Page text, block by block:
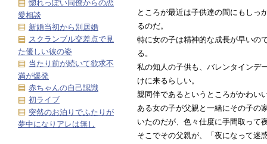
ところが最近は子供達の間にもしっ
るのだ。
特に女の子は精神的な成長が早いの
る。
私の知人の子供も、バレンタインデ
けに来るらしい。
親同伴であるというところがかわい
ある女の子が父親と一緒にその子の
いたのだが、色々仕度に手間取って
そこでその父親が、「夜になって迷
惚れっぽい同僚からの恋
愛相談
新婚当初から別居婚
スクランブル交差点で見
た優しい彼の姿
当たり前が続いて欲求不
満が爆発
赤ちゃんの自己認識
初ライブ
突然のお泊りでふたりが
夢中になりアレは無し